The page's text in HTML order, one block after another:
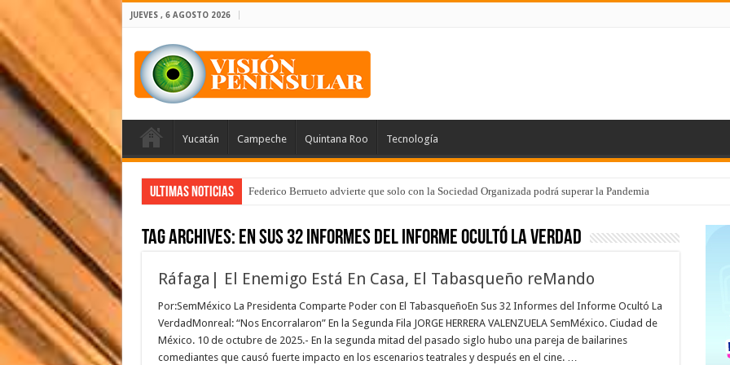
JUEVES , 6 AGOSTO 2026
Yucatán Campeche Quintana Roo Tecnología
Ultimas Noticias Federico Berrueto advierte que solo con la Sociedad Organizada podrá superar la Pandemia
Tag Archives: en sus 32 Informes del Informe ocultó la verdad
Ráfaga| El Enemigo Está En Casa, El Tabasqueño reMando
Por:SemMéxico La Presidenta Comparte Poder con El TabasqueñoEn Sus 32 Informes del Informe Ocultó La
VerdadMonreal: “Nos Encorralaron” En la Segunda Fila JORGE HERRERA VALENZUELA SemMéxico. Ciudad de
México. 10 de octubre de 2025.- En la segunda mitad del pasado siglo hubo una pareja de bailarines
comediantes que causó fuerte impacto en los escenarios teatrales y después en el cine. …